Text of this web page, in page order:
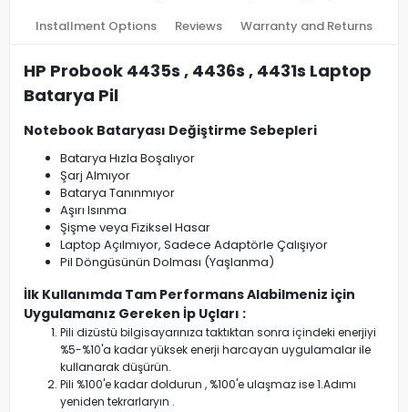
Installment Options Reviews Warranty and Returns
HP Probook 4435s , 4436s , 4431s Laptop
Batarya Pil
Notebook Bataryası Değiştirme Sebepleri
Batarya Hızla Boşalıyor
Şarj Almıyor
Batarya Tanınmıyor
Aşırı Isınma
Şişme veya Fiziksel Hasar
Laptop Açılmıyor, Sadece Adaptörle Çalışıyor
Pil Döngüsünün Dolması (Yaşlanma)
İlk Kullanımda Tam Performans Alabilmeniz için
Uygulamanız Gereken İp Uçları :
Pili dizüstü bilgisayarınıza taktıktan sonra içindeki enerjiyi
%5-%10'a kadar yüksek enerji harcayan uygulamalar ile
kullanarak düşürün.
Pili %100'e kadar doldurun , %100'e ulaşmaz ise 1.Adımı
yeniden tekrarlaryın .